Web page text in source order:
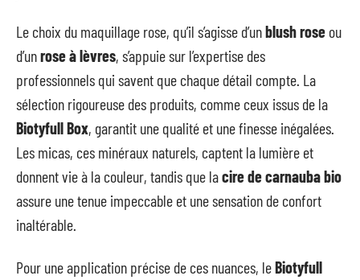
Le choix du maquillage rose, qu’il s’agisse d’unblush rose ou
d’unrose à lèvres, s’appuie sur l’expertise des
professionnels qui savent que chaque détail compte. La
sélection rigoureuse des produits, comme ceux issus de la
Biotyfull Box, garantit une qualité et une finesse inégalées.
Les micas, ces minéraux naturels, captent la lumière et
donnent vie à la couleur, tandis que lacire de carnauba bio
assure une tenue impeccable et une sensation de confort
inaltérable.
Pour une application précise de ces nuances, leBiotyfull